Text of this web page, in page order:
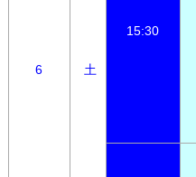
6 土
15:30